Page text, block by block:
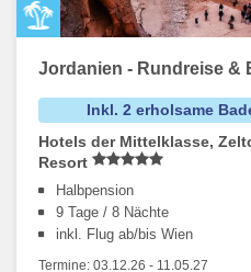
Jordanien - Rundreise &
Inkl. 2 erholsame
Hotels der Mittelklasse,
Resort
Halbpension
9 Tage / 8 Nächte
inkl. Flug ab/bis Wien
Termine: 03.12.26 - 11.05.27